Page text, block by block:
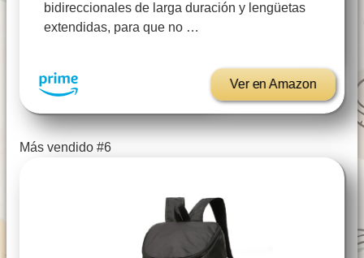
bidireccionales de larga duración y lengüetas
extendidas, para que no …
Ver en Amazon
Más vendido #6